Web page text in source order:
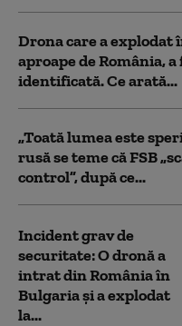
Drona care a explodat
aproape de România, a
identificată. Ce arată...
„Toată lumea este
rusă se teme că FSB
control”, după ce...
Incident grav de
securitate: O dronă a
intrat din România în
Bulgaria şi a explodat
la...